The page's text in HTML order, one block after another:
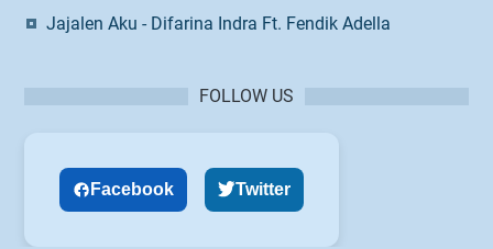
Jajalen Aku - Difarina Indra Ft. Fendik Adella
FOLLOW US
Facebook Twitter